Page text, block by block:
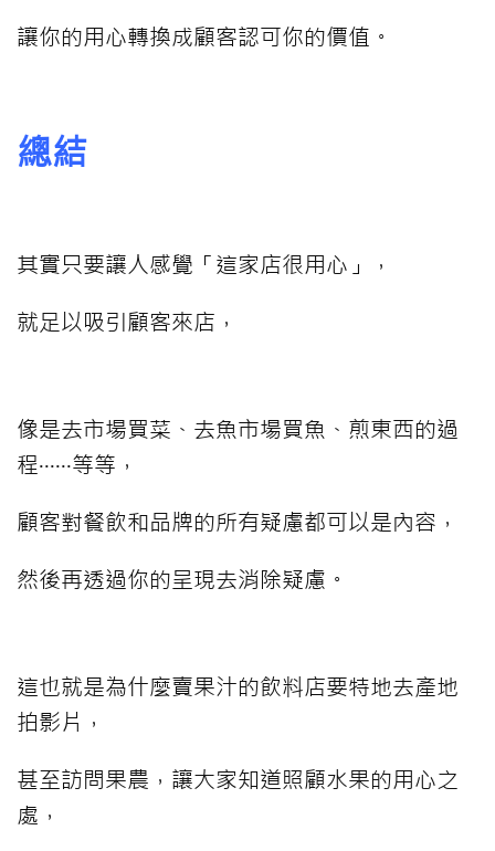
讓你的用心轉換成顧客認可你的價值。
總結
其實只要讓人感覺「這家店很用心」，
就足以吸引顧客來店，
像是去市場買菜、去魚市場買魚、煎東西的過
程‧‧‧‧‧‧等等，
顧客對餐飲和品牌的所有疑慮都可以是內容，
然後再透過你的呈現去消除疑慮。
這也就是為什麼賣果汁的飲料店要特地去產地
拍影片，
甚至訪問果農，讓大家知道照顧水果的用心之
處，